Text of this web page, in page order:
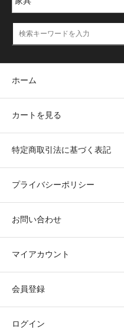
ホーム
カートを見る
特定商取引法に基づく表記
プライバシーポリシー
お問い合わせ
マイアカウント
会員登録
ログイン